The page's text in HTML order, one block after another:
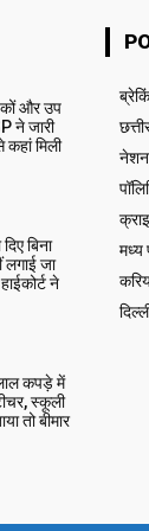
और उप
ने जारी
मिली
बिना
लगाई जा
ने
लाल कपड़े में
स्कूली
तो बीमार
मध्य